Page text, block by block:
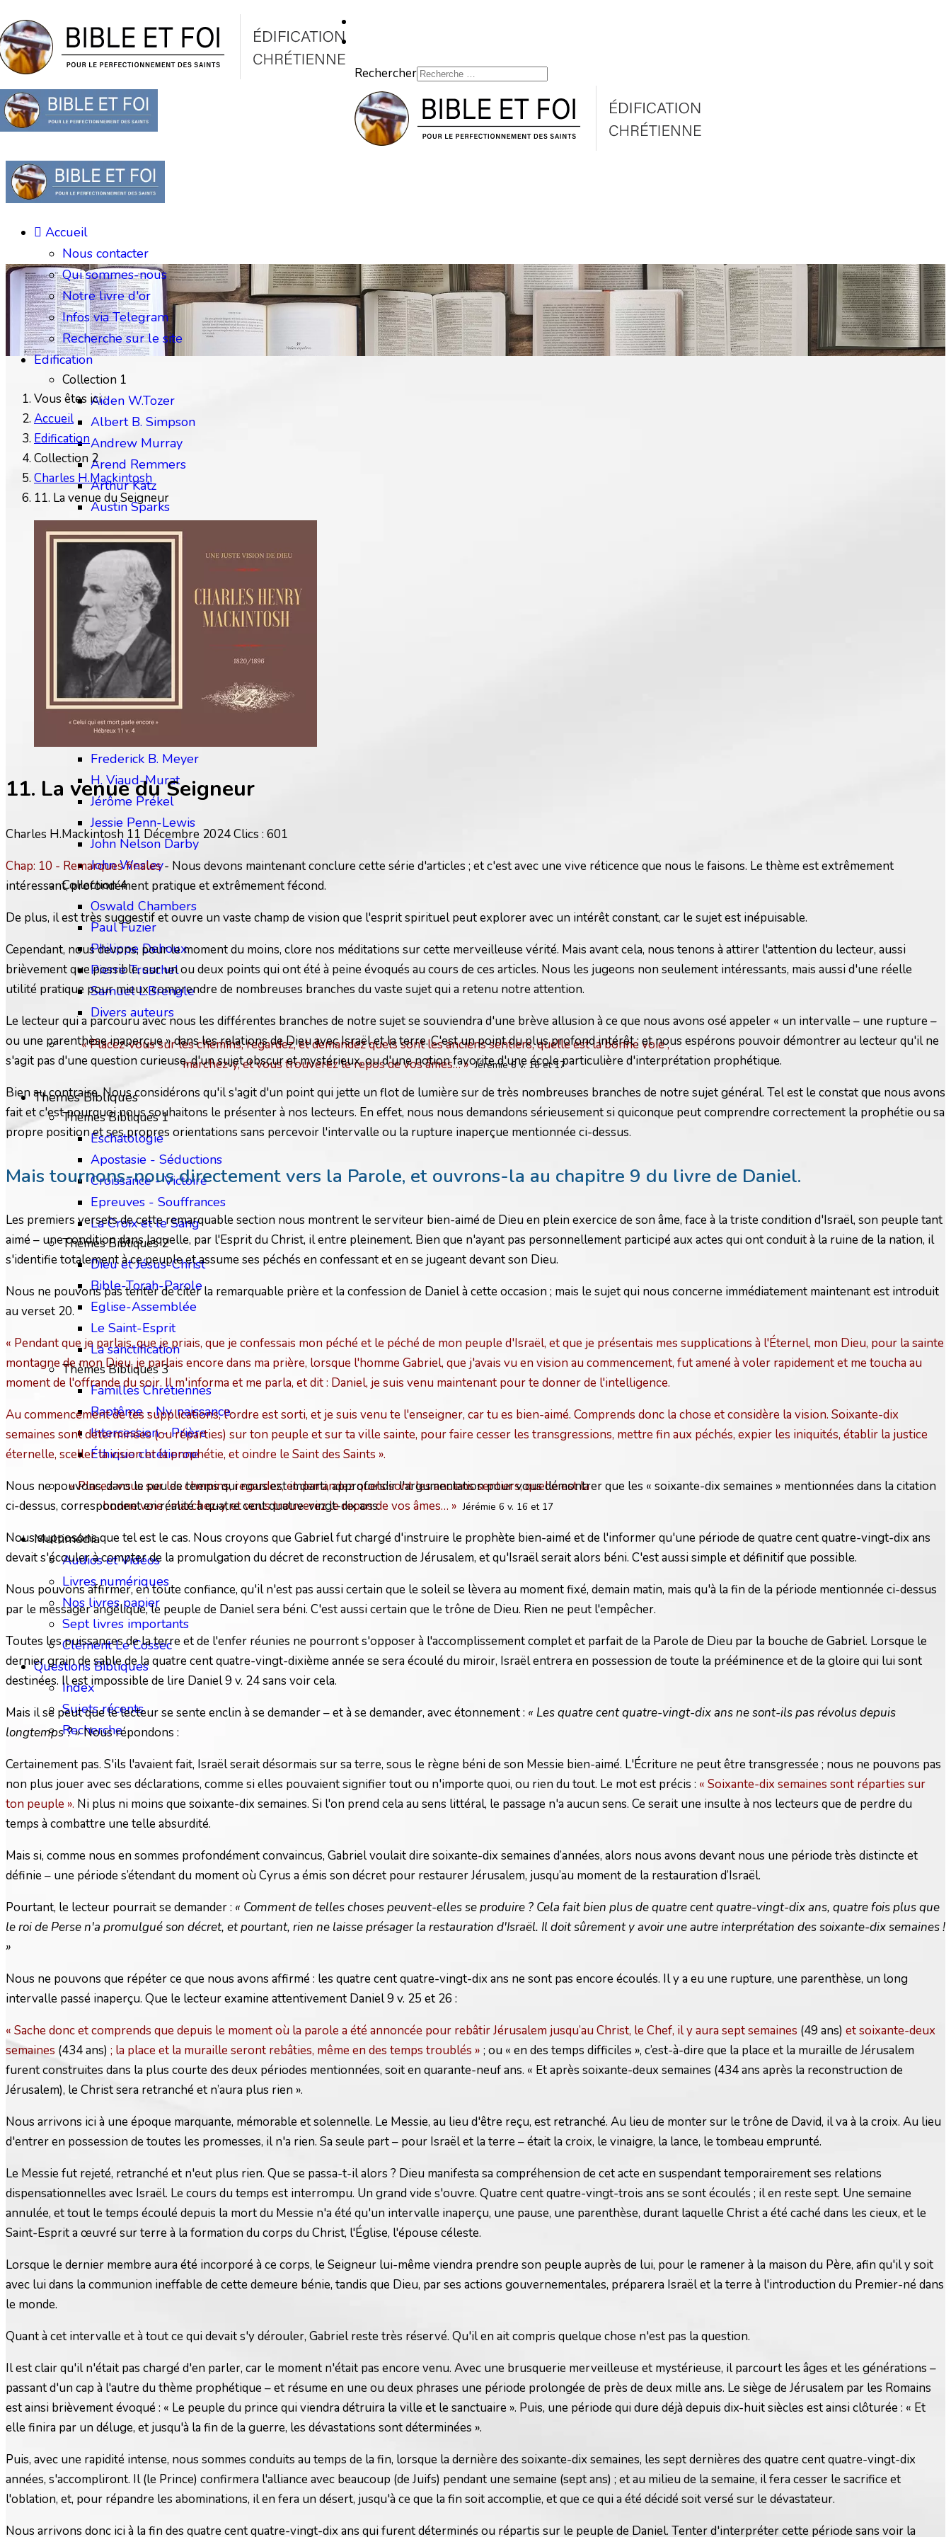
Rechercher
Accueil
Nous contacter
Qui sommes-nous
Notre livre d'or
Infos via Telegram
Recherche sur le site
Edification
Collection 1
Aiden W.Tozer
Albert B. Simpson
Andrew Murray
Arend Remmers
Arthur Katz
Austin Sparks
Benjamin Gabelle
Collection 2
Charles H.Mackintosh
Charles Spurgeon
Chip Brogden
Christian Briem
Charles Finney
David Wilkerson
Edward M. Bounds
Collection 3
Frédéric Gabelle
Frederick B. Meyer
H. Viaud-Murat
Jérôme Prékel
Jessie Penn-Lewis
John Nelson Darby
John Wesley
Collection 4
Oswald Chambers
Paul Fuzier
Philippe Dehoux
Pierre Truschel
Samuel L.Brengle
Divers auteurs
« Placez-vous sur les chemins, regardez, et demandez quels sont les anciens sentiers, quelle est la bonne voie ;
marchez-y, et vous trouverez le repos de vos âmes… » Jérémie 6 v. 16 et 17
Themes Bibliques
Thèmes Bibliques 1
Eschatologie
Apostasie - Séductions
Croissance - Victoire
Epreuves - Souffrances
La Croix et le Sang
Thèmes Bibliques 2
Dieu et Jésus-Christ
Bible-Torah-Parole
Eglise-Assemblée
Le Saint-Esprit
La sanctification
Thèmes Bibliques 3
Familles Chrétiennes
Baptême - Nv. naissance
Intercession - Prière
Éthique chrétienne
« Placez-vous sur les chemins, regardez, et demandez quels sont les anciens sentiers, quelle est la
bonne voie ; marchez-y, et vous trouverez le repos de vos âmes… » Jérémie 6 v. 16 et 17
Multimédia
Audios et Vidéos
Livres numériques
Nos livres papier
Sept livres importants
Clément Le Cossec
Questions Bibliques
Index
Sujets récents
Recherche
Vous êtes ici :
Accueil
Edification
Collection 2
Charles H.Mackintosh
11. La venue du Seigneur
11. La venue du Seigneur
Charles H.Mackintosh 11 Décembre 2024Clics : 601
Chap: 10 - Remarques finales- Nous devons maintenant conclure cette série d'articles ; et c'est avec une vive réticence que nous le faisons. Le thème est extrêmement
intéressant, profondément pratique et extrêmement fécond.
De plus, il est très suggestif et ouvre un vaste champ de vision que l'esprit spirituel peut explorer avec un intérêt constant, car le sujet est inépuisable.
Cependant, nous devons, pour le moment du moins, clore nos méditations sur cette merveilleuse vérité. Mais avant cela, nous tenons à attirer l'attention du lecteur, aussi
brièvement que possible, sur un ou deux points qui ont été à peine évoqués au cours de ces articles. Nous les jugeons non seulement intéressants, mais aussi d'une réelle
utilité pratique pour mieux comprendre de nombreuses branches du vaste sujet qui a retenu notre attention.
Le lecteur qui a parcouru avec nous les différentes branches de notre sujet se souviendra d'une brève allusion à ce que nous avons osé appeler « un intervalle – une rupture –
ou une parenthèse inaperçue » dans les relations de Dieu avec Israël et la terre. C'est un point du plus profond intérêt ; et nous espérons pouvoir démontrer au lecteur qu'il ne
s'agit pas d'une question curieuse, d'un sujet obscur et mystérieux, ou d'une notion favorite d'une école particulière d'interprétation prophétique.
Bien au contraire. Nous considérons qu'il s'agit d'un point qui jette un flot de lumière sur de très nombreuses branches de notre sujet général. Tel est le constat que nous avons
fait et c'est pourquoi nous souhaitons le présenter à nos lecteurs. En effet, nous nous demandons sérieusement si quiconque peut comprendre correctement la prophétie ou sa
propre position et ses propres orientations sans percevoir l'intervalle ou la rupture inaperçue mentionnée ci-dessus.
Mais tournons-nous directement vers la Parole, et ouvrons-la au chapitre 9 du livre de Daniel.
Les premiers versets de cette remarquable section nous montrent le serviteur bien-aimé de Dieu en plein exercice de son âme, face à la triste condition d'Israël, son peuple tant
aimé – une condition dans laquelle, par l'Esprit du Christ, il entre pleinement. Bien que n'ayant pas personnellement participé aux actes qui ont conduit à la ruine de la nation, il
s'identifie totalement à ce peuple et assume ses péchés en confessant et en se jugeant devant son Dieu.
Nous ne pouvons pas tenter de citer la remarquable prière et la confession de Daniel à cette occasion ; mais le sujet qui nous concerne immédiatement maintenant est introduit
au verset 20.
« Pendant que je parlais, que je priais, que je confessais mon péché et le péché de mon peuple d'Israël, et que je présentais mes supplications à l'Éternel, mon Dieu, pour la sainte
montagne de mon Dieu, je parlais encore dans ma prière, lorsque l'homme Gabriel, que j'avais vu en vision au commencement, fut amené à voler rapidement et me toucha au
moment de l'offrande du soir. Il m'informa et me parla, et dit : Daniel, je suis venu maintenant pour te donner de l'intelligence.
Au commencement de tes supplications, l'ordre est sorti, et je suis venu te l'enseigner, car tu es bien-aimé. Comprends donc la chose et considère la vision. Soixante-dix
semaines sont déterminées (ou réparties) sur ton peuple et sur ta ville sainte, pour faire cesser les transgressions, mettre fin aux péchés, expier les iniquités, établir la justice
éternelle, sceller la vision et la prophétie, et oindre le Saint des Saints ».
Nous ne pouvons, dans le peu de temps qui nous est imparti, approfondir l'argumentation pour vous démontrer que les « soixante-dix semaines » mentionnées dans la citation
ci-dessus, correspondent en réalité à quatre cent quatre-vingt-dix ans.
Nous supposons que tel est le cas. Nous croyons que Gabriel fut chargé d'instruire le prophète bien-aimé et de l'informer qu'une période de quatre cent quatre-vingt-dix ans
devait s'écouler à compter de la promulgation du décret de reconstruction de Jérusalem, et qu'Israël serait alors béni. C'est aussi simple et définitif que possible.
Nous pouvons affirmer, en toute confiance, qu'il n'est pas aussi certain que le soleil se lèvera au moment fixé, demain matin, mais qu'à la fin de la période mentionnée ci-dessus
par le messager angélique, le peuple de Daniel sera béni. C'est aussi certain que le trône de Dieu. Rien ne peut l'empêcher.
Toutes les puissances de la terre et de l'enfer réunies ne pourront s'opposer à l'accomplissement complet et parfait de la Parole de Dieu par la bouche de Gabriel. Lorsque le
dernier grain de sable de la quatre cent quatre-vingt-dixième année se sera écoulé du miroir, Israël entrera en possession de toute la prééminence et de la gloire qui lui sont
destinées. Il est impossible de lire Daniel 9 v. 24 sans voir cela.
Mais il se peut que le lecteur se sente enclin à se demander – et à se demander, avec étonnement : « Les quatre cent quatre-vingt-dix ans ne sont-ils pas révolus depuis
longtemps ? »Nous répondons :
Certainement pas. S'ils l'avaient fait, Israël serait désormais sur sa terre, sous le règne béni de son Messie bien-aimé. L'Écriture ne peut être transgressée ; nous ne pouvons pas
non plus jouer avec ses déclarations, comme si elles pouvaient signifier tout ou n'importe quoi, ou rien du tout. Le mot est précis : « Soixante-dix semaines sont réparties sur
ton peuple ». Ni plus ni moins que soixante-dix semaines. Si l'on prend cela au sens littéral, le passage n'a aucun sens. Ce serait une insulte à nos lecteurs que de perdre du
temps à combattre une telle absurdité.
Mais si, comme nous en sommes profondément convaincus, Gabriel voulait dire soixante-dix semaines d’années, alors nous avons devant nous une période très distincte et
définie – une période s’étendant du moment où Cyrus a émis son décret pour restaurer Jérusalem, jusqu’au moment de la restauration d’Israël.
Pourtant, le lecteur pourrait se demander : « Comment de telles choses peuvent-elles se produire ? Cela fait bien plus de quatre cent quatre-vingt-dix ans, quatre fois plus que
le roi de Perse n'a promulgué son décret, et pourtant, rien ne laisse présager la restauration d'Israël. Il doit sûrement y avoir une autre interprétation des soixante-dix semaines !
»
Nous ne pouvons que répéter ce que nous avons affirmé : les quatre cent quatre-vingt-dix ans ne sont pas encore écoulés. Il y a eu une rupture, une parenthèse, un long
intervalle passé inaperçu. Que le lecteur examine attentivement Daniel 9 v. 25 et 26 :
« Sache donc et comprends que depuis le moment où la parole a été annoncée pour rebâtir Jérusalem jusqu’au Christ, le Chef, il y aura sept semaines (49 ans) et soixante-deux
semaines (434 ans) ; la place et la muraille seront rebâties, même en des temps troublés » ; ou « en des temps difficiles », c’est-à-dire que la place et la muraille de Jérusalem
furent construites dans la plus courte des deux périodes mentionnées, soit en quarante-neuf ans. « Et après soixante-deux semaines (434 ans après la reconstruction de
Jérusalem), le Christ sera retranché et n’aura plus rien ».
Nous arrivons ici à une époque marquante, mémorable et solennelle. Le Messie, au lieu d'être reçu, est retranché. Au lieu de monter sur le trône de David, il va à la croix. Au lieu
d'entrer en possession de toutes les promesses, il n'a rien. Sa seule part – pour Israël et la terre – était la croix, le vinaigre, la lance, le tombeau emprunté.
Le Messie fut rejeté, retranché et n'eut plus rien. Que se passa-t-il alors ? Dieu manifesta sa compréhension de cet acte en suspendant temporairement ses relations
dispensationnelles avec Israël. Le cours du temps est interrompu. Un grand vide s'ouvre. Quatre cent quatre-vingt-trois ans se sont écoulés ; il en reste sept. Une semaine
annulée, et tout le temps écoulé depuis la mort du Messie n'a été qu'un intervalle inaperçu, une pause, une parenthèse, durant laquelle Christ a été caché dans les cieux, et le
Saint-Esprit a œuvré sur terre à la formation du corps du Christ, l'Église, l'épouse céleste.
Lorsque le dernier membre aura été incorporé à ce corps, le Seigneur lui-même viendra prendre son peuple auprès de lui, pour le ramener à la maison du Père, afin qu'il y soit
avec lui dans la communion ineffable de cette demeure bénie, tandis que Dieu, par ses actions gouvernementales, préparera Israël et la terre à l'introduction du Premier-né dans
le monde.
Quant à cet intervalle et à tout ce qui devait s'y dérouler, Gabriel reste très réservé. Qu'il en ait compris quelque chose n'est pas la question.
Il est clair qu'il n'était pas chargé d'en parler, car le moment n'était pas encore venu. Avec une brusquerie merveilleuse et mystérieuse, il parcourt les âges et les générations –
passant d'un cap à l'autre du thème prophétique – et résume en une ou deux phrases une période prolongée de près de deux mille ans. Le siège de Jérusalem par les Romains
est ainsi brièvement évoqué : « Le peuple du prince qui viendra détruira la ville et le sanctuaire ». Puis, une période qui dure déjà depuis dix-huit siècles est ainsi clôturée : « Et
elle finira par un déluge, et jusqu'à la fin de la guerre, les dévastations sont déterminées ».
Puis, avec une rapidité intense, nous sommes conduits au temps de la fin, lorsque la dernière des soixante-dix semaines, les sept dernières des quatre cent quatre-vingt-dix
années, s'accompliront. Il (le Prince) confirmera l'alliance avec beaucoup (de Juifs) pendant une semaine (sept ans) ; et au milieu de la semaine, il fera cesser le sacrifice et
l'oblation, et, pour répandre les abominations, il en fera un désert, jusqu'à ce que la fin soit accomplie, et que ce qui a été décidé soit versé sur le dévastateur.
Nous arrivons donc ici à la fin des quatre cent quatre-vingt-dix ans qui furent déterminés ou répartis sur le peuple de Daniel. Tenter d'interpréter cette période sans voir la